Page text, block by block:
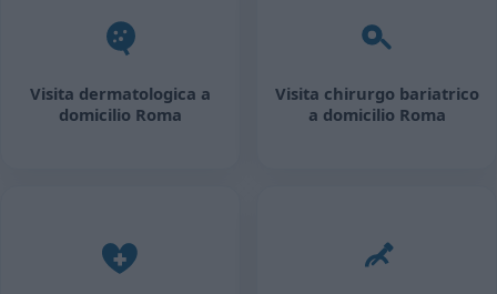
Visita dermatologica a
domicilio Roma
Visita chirurgo bariatrico
a domicilio Roma